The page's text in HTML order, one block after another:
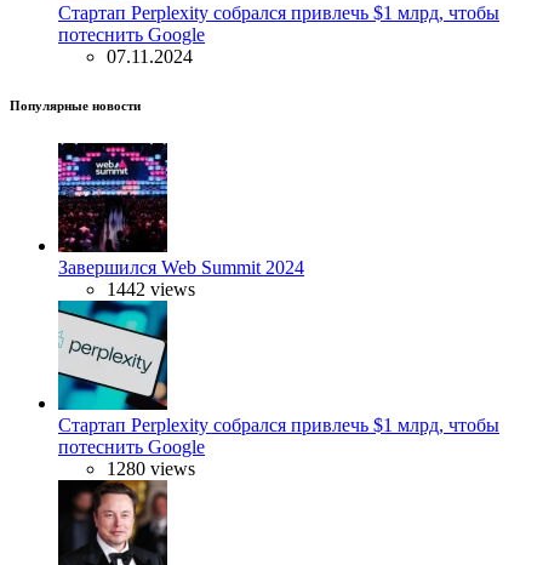
Стартап Perplexity собрался привлечь $1 млрд, чтобы
потеснить Google
07.11.2024
Популярные новости
Завершился Web Summit 2024
1442 views
Стартап Perplexity собрался привлечь $1 млрд, чтобы
потеснить Google
1280 views